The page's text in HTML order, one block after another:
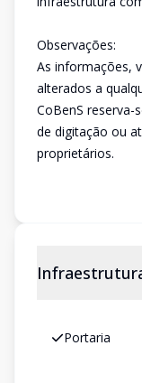
Observações:
As informações,
alterados a
CoBenS reserva-
de digitação ou
proprietários.
Portaria